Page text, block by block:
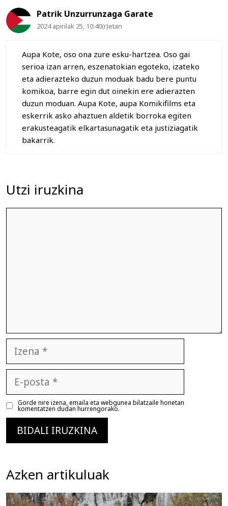
Patrik Unzurrunzaga Garate
2024 apirilak 25, 10:40(r)etan
Aupa Kote, oso ona zure esku-hartzea. Oso gai
serioa izan arren, eszenatokian egoteko, izateko
eta adierazteko duzun moduak badu bere puntu
komikoa, barre egin dut oinekin ere adierazten
duzun moduan. Aupa Kote, aupa Komikifilms eta
eskerrik asko ahaztuen aldetik borroka egiten
erakusteagatik elkartasunagatik eta justiziagatik
bakarrik.
Utzi iruzkina
posta
Gorde nire izena, emaila eta webgunea bilatzaile honetan
komentatzen dudan hurrengorako.
Azken artikuluak